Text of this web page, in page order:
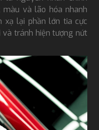
màu và lão hóa nhanh
xạ lại phần lớn tia cực
tránh hiện tượng nứt